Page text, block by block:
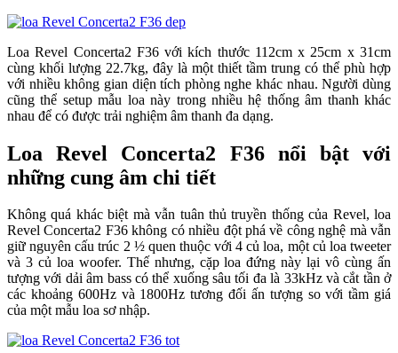
Loa Revel Concerta2 F36 với kích thước 112cm x 25cm x 31cm
cùng khối lượng 22.7kg, đây là một thiết tầm trung có thể phù hợp
với nhiều không gian diện tích phòng nghe khác nhau. Người dùng
cũng thể setup mẫu loa này trong nhiều hệ thống âm thanh khác
nhau để có được trải nghiệm âm thanh đa dạng.
Loa Revel Concerta2 F36 nổi bật với
những cung âm chi tiết
Không quá khác biệt mà vẫn tuân thủ truyền thống của Revel, loa
Revel Concerta2 F36 không có nhiều đột phá về công nghệ mà vẫn
giữ nguyên cấu trúc 2 ½ quen thuộc với 4 củ loa, một củ loa tweeter
và 3 củ loa woofer. Thế nhưng, cặp loa đứng này lại vô cùng ấn
tượng với dải âm bass có thể xuống sâu tối đa là 33kHz và cắt tần ở
các khoảng 600Hz và 1800Hz tương đối ấn tượng so với tầm giá
của một mẫu loa sơ nhập.